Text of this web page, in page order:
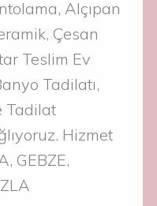
Alçıpan
Çesan
Teslim Ev
Tadilatı,
Tadilat
Hizmet
GEBZE,